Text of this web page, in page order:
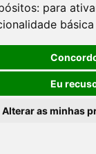
para
Eu
Alterar as minhas